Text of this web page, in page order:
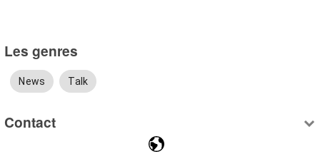
Les genres
News Talk
Contact